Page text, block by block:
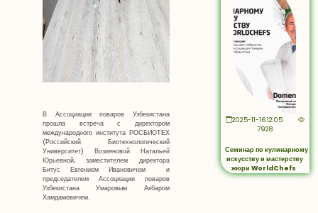
В Ассоциации поваров Узбекистана
прошла встреча с директором
международного института РОСБИОТЕХ
(Российский Биотехнологический
Университет) Возияновой Натальей
Юрьевной, заместителем директора
Битус Евгением Ивановичем и
председателем Ассоциации поваров
Узбекистана Умаровым Акбаром
Хамдамовичем.
2025-11-16 12:05
7928
Семинар по кулинарному
искусству и мастерству
жюри WorldChefs